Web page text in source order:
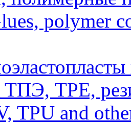
polymer
ТПЭ, TPE,
TPU and